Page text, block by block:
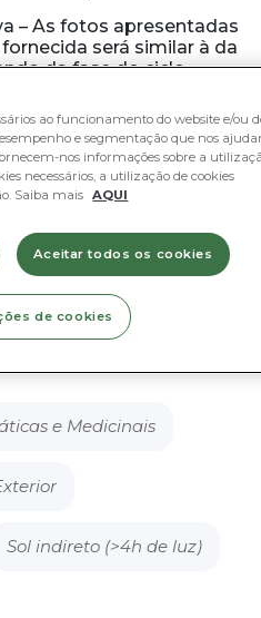
– As fotos apresentadas
será similar à da
da fase do ciclo
A altura referida inclui
ao Cesto
e Medicinais
Sol indireto (>4h de luz)
ao funcionamento do website e/ou
e segmentação que nos
nos informações sobre a
necessários, a utilização de cookies
Saiba mais
AQUI
Aceitar todos os cookies
de cookies